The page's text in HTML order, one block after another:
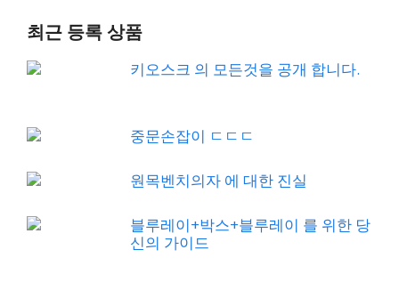
최근 등록 상품
키오스크 의 모든것을 공개 합니다.
중문손잡이 ㄷㄷㄷ
원목벤치의자 에 대한 진실
블루레이+박스+블루레이 를 위한 당
신의 가이드